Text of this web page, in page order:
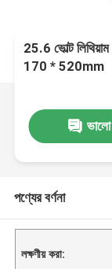
25.6 ভোল্ট লিথিয়াম
170 * 520mm
ভালো
পণ্যের বর্ণনা
লক্ষণীয় করা: